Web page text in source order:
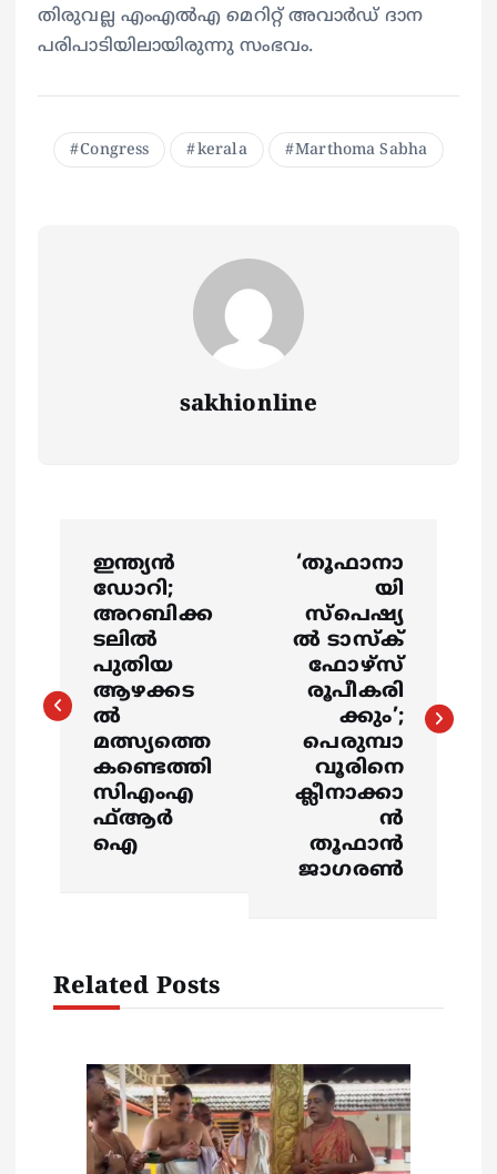
തിരുവല്ല എംഎല്‍എ മെറിറ്റ് അവാര്‍ഡ് ദാന
പരിപാടിയിലായിരുന്നു സംഭവം.
Congress kerala Marthoma Sabha
sakhionline
t
g
ഇന്ത്യന്‍
ഡോറി;
അറബിക്ക
ടലില്‍
പുതിയ
ആഴക്കട
ല്‍
മത്സ്യത്തെ
കണ്ടെത്തി
സിഎംഎ
ഫ്ആര്‍
ഐ
‘തൂഫാനാ
യി
സ്‌പെഷ്യ
ല്‍ ടാസ്‌ക്
ഫോഴ്‌സ്
രൂപീകരി
ക്കും’;
പെരുമ്പാ
വൂരിനെ
ക്ലീനാക്കാ
ന്‍
തൂഫാന്‍
ജാഗരണ്‍
Related Posts